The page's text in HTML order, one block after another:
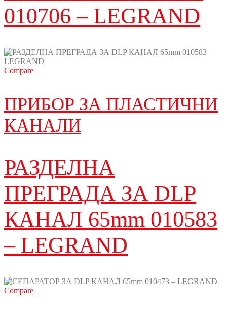
010706 – LEGRAND
Compare
ПРИБОР ЗА ПЛАСТИЧНИ
КАНАЛИ
РАЗДЕЛНА
ПРЕГРАДА ЗА DLP
КАНАЛ 65mm 010583
– LEGRAND
Compare